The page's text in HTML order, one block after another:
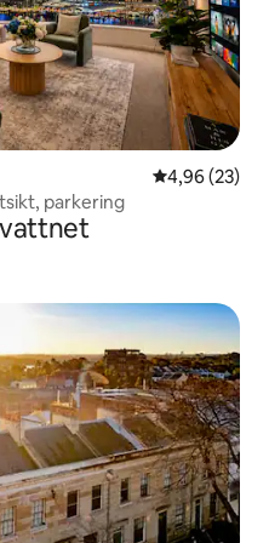
4,96 av 5 i
4,96 (23)
parkering